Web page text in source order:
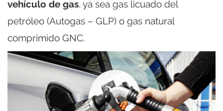
vehículo de gas, ya sea gas licuado del
petróleo (Autogas – GLP) o gas natural
comprimido GNC.